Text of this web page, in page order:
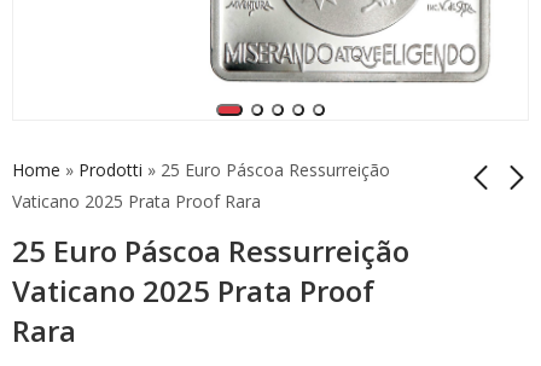
Home » Prodotti » 25 Euro Páscoa Ressurreição
Vaticano 2025 Prata Proof Rara
25 Euro Páscoa Ressurreição
Vaticano 2025 Prata Proof
Rara
2 Euro Reverse São
Francisco de Assis
2026 Itália Proof
Carteira Proof
Vaticano 2025 20€
Prata Série